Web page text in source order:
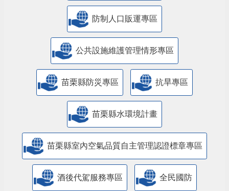
防制人口販運專區
​公共設施維護管理情形專區
苗栗縣防災專區 抗旱專區
苗栗縣水環境計畫
苗栗縣室內空氣品質自主管理認證標章專區
酒後代駕服務專區 全民國防